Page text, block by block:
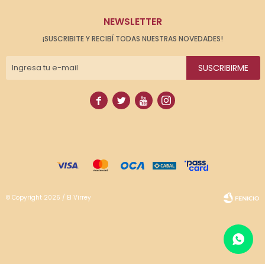
NEWSLETTER
¡SUSCRIBITE Y RECIBÍ TODAS NUESTRAS NOVEDADES!
SUSCRIBIRME
   
© Copyright 2026 / El Virrey